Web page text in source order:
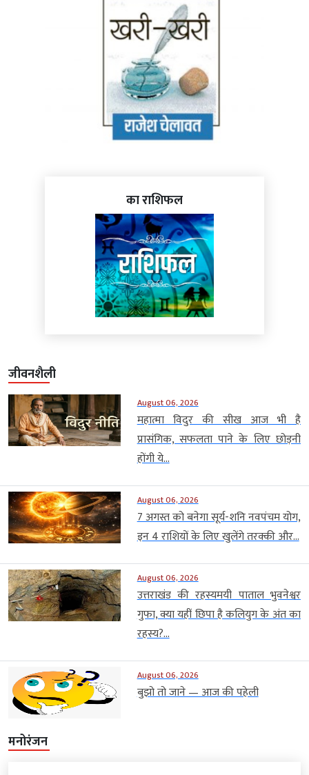
का राशिफल
जीवनशैली
August 06, 2026
महात्मा विदुर की सीख आज भी है
प्रासंगिक, सफलता पाने के लिए छोड़नी
होंगी ये...
August 06, 2026
7 अगस्त को बनेगा सूर्य-शनि नवपंचम योग,
इन 4 राशियों के लिए खुलेंगे तरक्की और...
August 06, 2026
उत्तराखंड की रहस्यमयी पाताल भुवनेश्वर
गुफा, क्या यहीं छिपा है कलियुग के अंत का
रहस्य?...
August 06, 2026
बुझो तो जाने — आज की पहेली
मनोरंजन